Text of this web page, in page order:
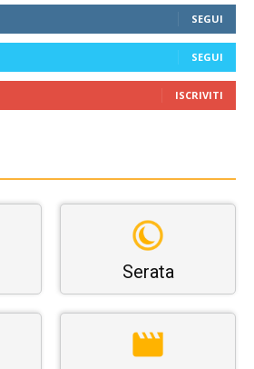
SEGUI
SEGUI
ISCRIVITI
Serata